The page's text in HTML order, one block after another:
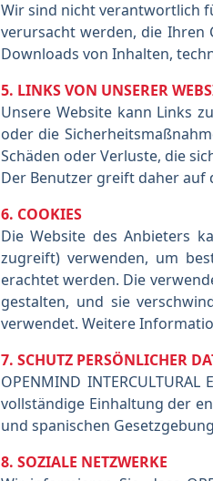
Wir sind nicht verantwortlich
verursacht werden, die Ihren
Downloads von Inhalten,
5. LINKS VON UNSERER
Unsere Website kann Links
oder die
Schäden oder Verluste, die
Der Benutzer greift daher auf
6. COOKIES
Die Website des Anbieters
zugreift) verwenden, um
erachtet werden. Die
gestalten, und sie
verwendet. Weitere
7. SCHUTZ PERSÖNLICHER
OPENMIND
vollständige Einhaltung der
und spanischen
8. SOZIALE NETZWERKE